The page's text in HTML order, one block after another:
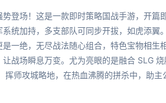
登场！这是一款即时策略国战手游，开篇
统加持，多支部队可同步开拔，如虎添翼
一绝，无尽战法随心组合，特色宝物相生
战场瞬息万变。尤为亮眼的是融合 SLG
挥师攻城略地，在热血沸腾的拼杀中，助